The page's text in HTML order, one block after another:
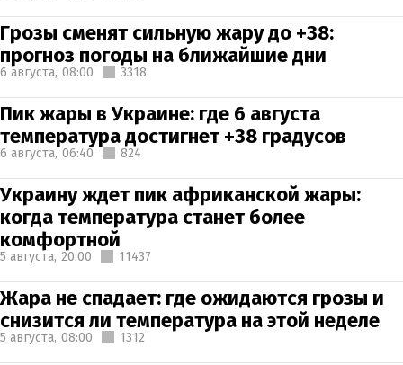
Грозы сменят сильную жару до +38:
прогноз погоды на ближайшие дни
6 августа, 08:00 3318
Пик жары в Украине: где 6 августа
температура достигнет +38 градусов
6 августа, 06:40 824
Украину ждет пик африканской жары:
когда температура станет более
комфортной
5 августа, 20:00 11437
Жара не спадает: где ожидаются грозы и
снизится ли температура на этой неделе
5 августа, 08:00 1312